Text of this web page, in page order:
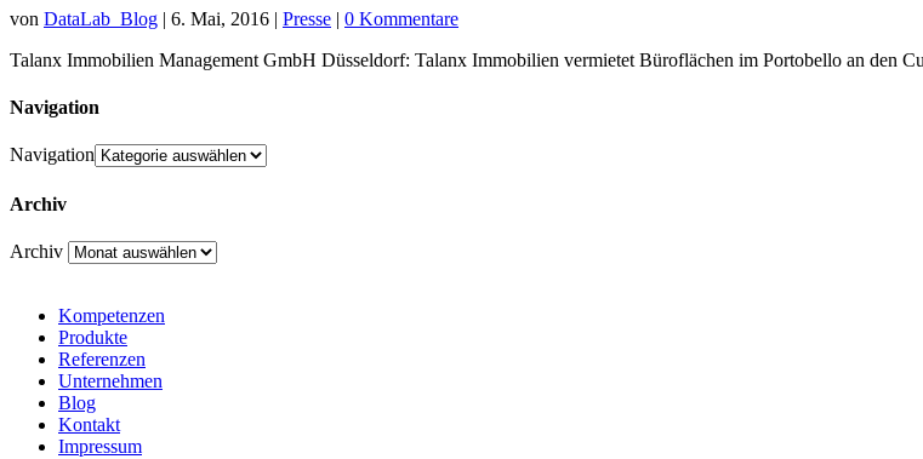
von DataLab_Blog | 6. Mai, 2016 | Presse | 0 Kommentare
Talanx Immobilien Management GmbH Düsseldorf: Talanx Immobilien vermietet Büroflächen im Portobello an den
Navigation
Navigation
Archiv
Archiv
Kompetenzen
Produkte
Referenzen
Unternehmen
Blog
Kontakt
Impressum